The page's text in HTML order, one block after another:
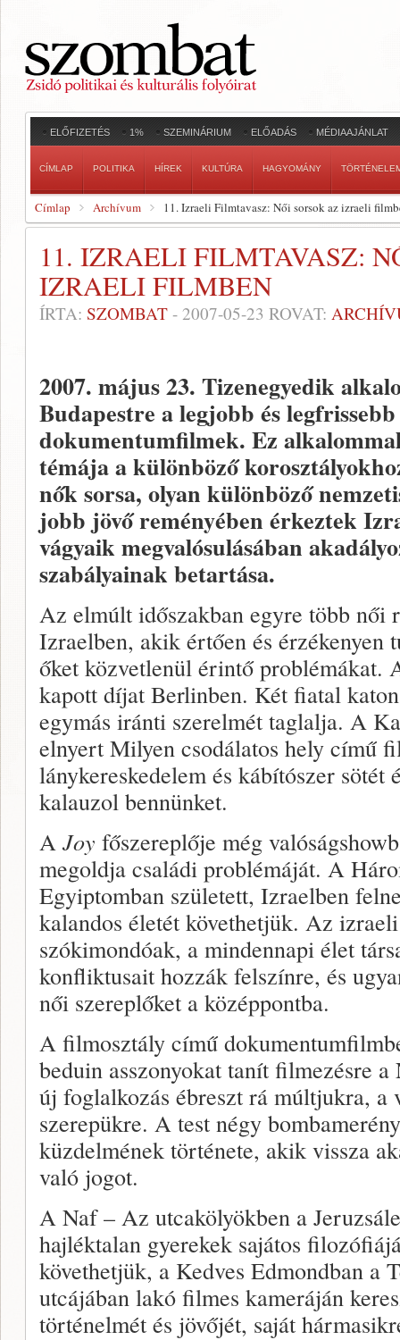
ELŐFIZETÉS 1% SZEMINÁRIUM ELŐADÁS MÉDIAAJÁNLAT
CÍMLAP POLITIKA HÍREK KULTÚRA HAGYOMÁNY
Címlap Archívum 11. Izraeli Filmtavasz: Női sorsok az izraeli
11. IZRAELI FILMTAVASZ:
IZRAELI FILMBEN
ÍRTA: SZOMBAT - 2007-05-23 ROVAT:
2007. május 23. Tizenegyedik
Budapestre a legjobb és
dokumentumfilmek. Ez
témája a különböző
nők sorsa, olyan különböző
jobb jövő reményében érkeztek
vágyaik megvalósulásában
szabályainak betartása.
Az elmúlt időszakban egyre több női
Izraelben, akik értően és érzékenyen
őket közvetlenül érintő problémákat.
kapott díjat Berlinben. Két fiatal
egymás iránti szerelmét taglalja. A
elnyert Milyen csodálatos hely című
lánykereskedelem és kábítószer sötét
kalauzol bennünket.
A Joy főszereplője még
megoldja családi problémáját. A
Egyiptomban született, Izraelben
kalandos életét követhetjük. Az
szókimondóak, a mindennapi élet
konfliktusait hozzák felszínre, és
női szereplőket a középpontba.
A filmosztály című
beduin asszonyokat tanít filmezésre
új foglalkozás ébreszt rá múltjukra, a
szerepükre. A test négy
küzdelmének története, akik vissza
való jogot.
A Naf – Az utcakölyökben a
hajléktalan gyerekek sajátos
követhetjük, a Kedves Edmondban a
utcájában lakó filmes kameráján
történelmét és jövőjét, saját